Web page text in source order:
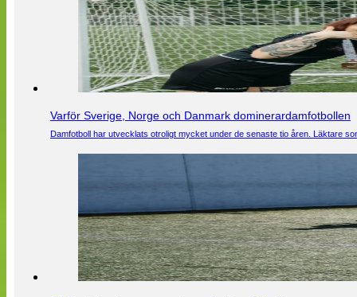
Varför Sverige, Norge och Danmark dominerardamfotbollen
Damfotboll har utvecklats otroligt mycket under de senaste tio åren. Läktare